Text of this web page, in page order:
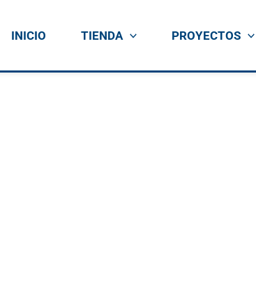
INICIO TIENDA PROYECTOS